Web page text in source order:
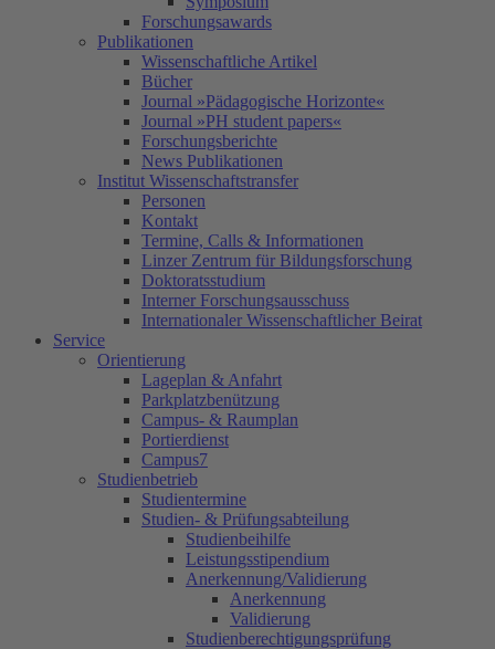
Forschungsawards
Publikationen
Wissenschaftliche Artikel
Bücher
Journal »Pädagogische Horizonte«
Journal »PH student papers«
Forschungsberichte
News Publikationen
Institut Wissenschaftstransfer
Personen
Kontakt
Termine, Calls & Informationen
Linzer Zentrum für Bildungsforschung
Doktoratsstudium
Interner Forschungsausschuss
Internationaler Wissenschaftlicher Beirat
Service
Orientierung
Lageplan & Anfahrt
Parkplatzbenützung
Campus- & Raumplan
Portierdienst
Campus7
Studienbetrieb
Studientermine
Studien- & Prüfungsabteilung
Studienbeihilfe
Leistungsstipendium
Anerkennung/Validierung
Anerkennung
Validierung
Studienberechtigungsprüfung